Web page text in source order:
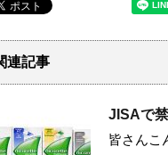
連記事
JISAで
皆さんこ